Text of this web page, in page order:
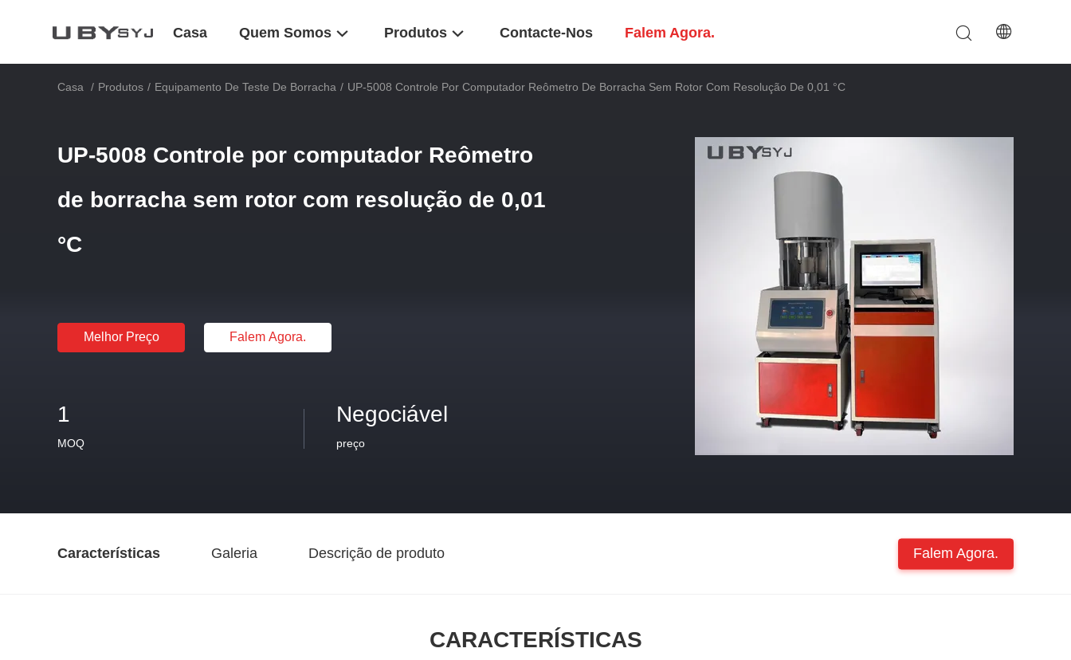
Casa Quem Somos Produtos Contacte-Nos Falem Agora.
Casa / Produtos / Equipamento De Teste De Borracha / UP-5008 Controle Por Computador Reômetro De Borracha Sem Rotor Com Resolução De 0,01 °C
UP-5008 Controle por computador Reômetro
de borracha sem rotor com resolução de 0,01
°C
Melhor Preço Falem Agora.
1
MOQ
Negociável
preço
Características Galeria Descrição de produto Falem Agora.
CARACTERÍSTICAS